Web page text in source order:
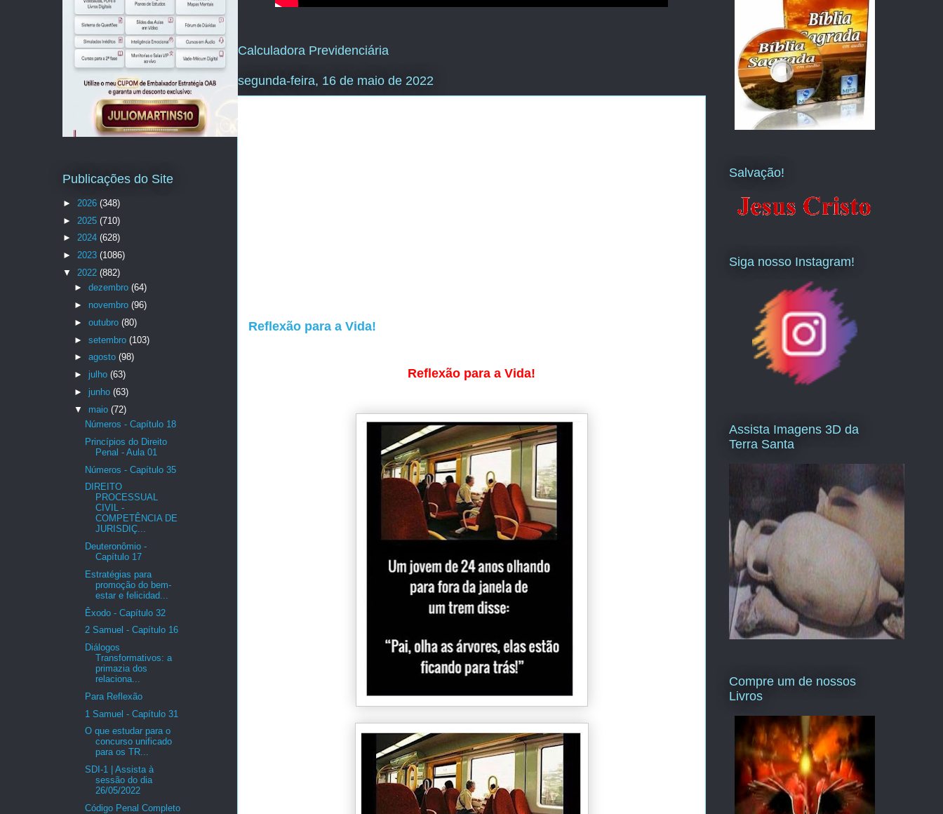
Calculadora Previdenciária
segunda-feira, 16 de maio de 2022
Reflexão para a Vida!
Reflexão para a Vida!
Publicações do Site
► 2026 (348)
► 2025 (710)
► 2024 (628)
► 2023 (1086)
▼ 2022 (882)
► dezembro (64)
► novembro (96)
► outubro (80)
► setembro (103)
► agosto (98)
► julho (63)
► junho (63)
▼ maio (72)
Números - Capítulo 18
Princípios do Direito
Penal - Aula 01
Números - Capítulo 35
DIREITO
PROCESSUAL
CIVIL -
COMPETÊNCIA DE
JURISDIÇ...
Deuteronômio -
Capítulo 17
Estratégias para
promoção do bem-
estar e felicidad...
Êxodo - Capítulo 32
2 Samuel - Capítulo 16
Diálogos
Transformativos: a
primazia dos
relaciona...
Para Reflexão
1 Samuel - Capítulo 31
O que estudar para o
concurso unificado
para os TR...
SDI-1 | Assista à
sessão do dia
26/05/2022
Código Penal Completo
Salvação!
Siga nosso Instagram!
Assista Imagens 3D da
Terra Santa
Compre um de nossos
Livros